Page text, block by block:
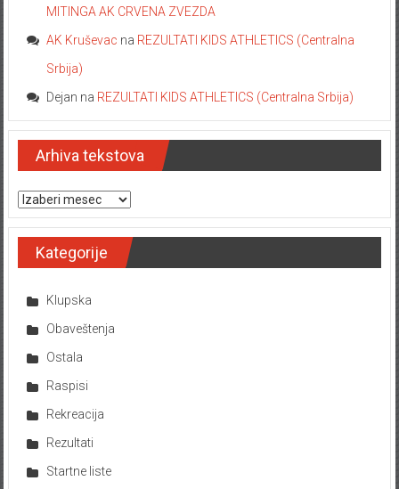
MITINGA AK CRVENA ZVEZDA
AK Kruševac na REZULTATI KIDS ATHLETICS (Centralna
Srbija)
Dejan na REZULTATI KIDS ATHLETICS (Centralna Srbija)
Arhiva tekstova
Arhiva tekstova
Kategorije
Klupska
Obaveštenja
Ostala
Raspisi
Rekreacija
Rezultati
Startne liste